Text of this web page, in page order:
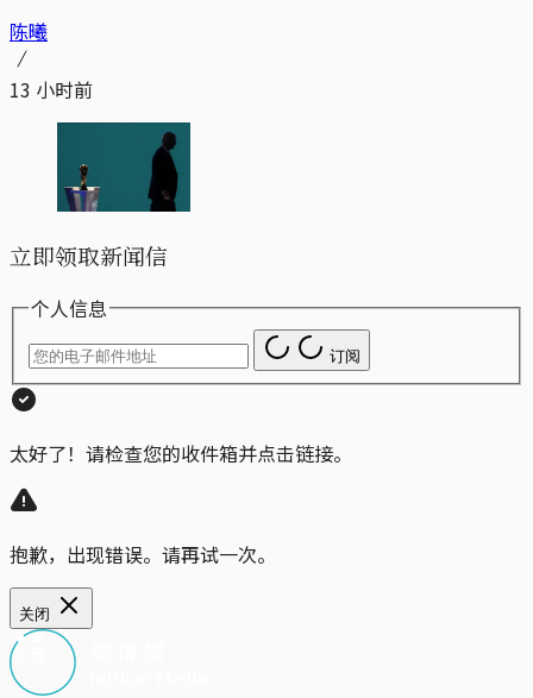
陈曦
13 小时前
立即领取新闻信
个人信息
订阅
太好了！请检查您的收件箱并点击链接。
抱歉，出现错误。请再试一次。
关闭